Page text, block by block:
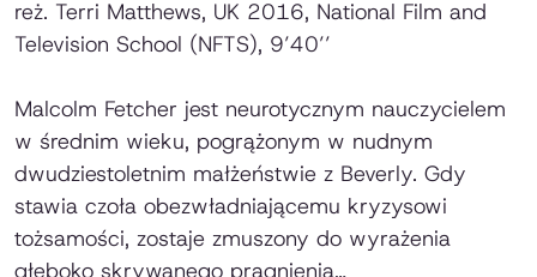
reż. Terri Matthews, UK 2016, National Film and
Television School (NFTS), 9’40’’
Malcolm Fetcher jest neurotycznym nauczycielem
w średnim wieku, pogrążonym w nudnym
dwudziestoletnim małżeństwie z Beverly. Gdy
stawia czoła obezwładniającemu kryzysowi
tożsamości, zostaje zmuszony do wyrażenia
głęboko skrywanego pragnienia…